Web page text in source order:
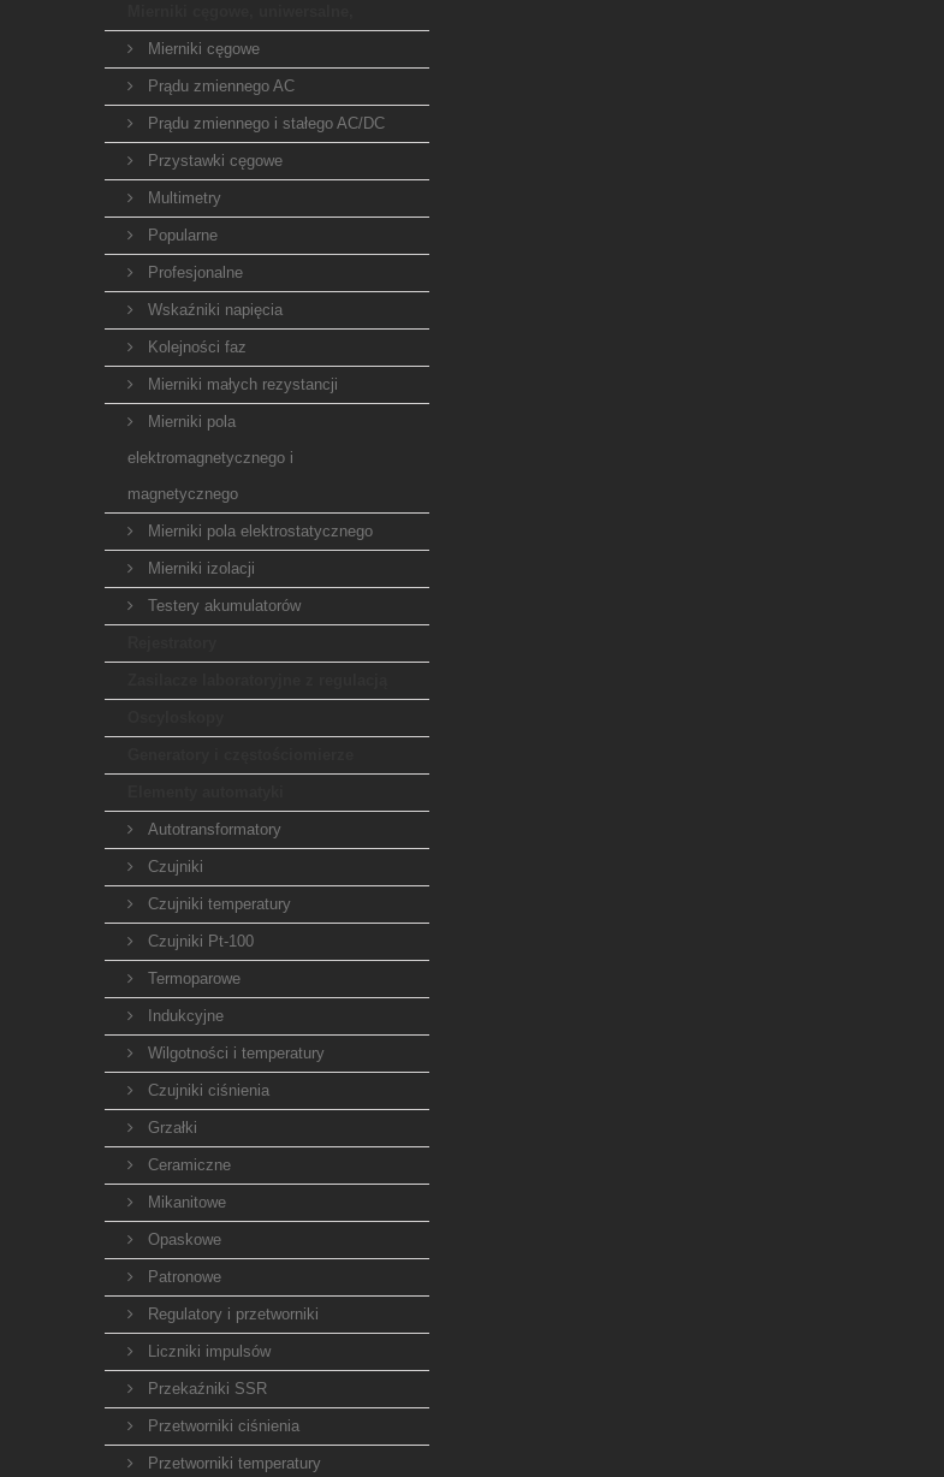
Mierniki cęgowe
Prądu zmiennego AC
Prądu zmiennego i stałego AC/DC
Przystawki cęgowe
Multimetry
Popularne
Profesjonalne
Wskaźniki napięcia
Kolejności faz
Mierniki małych rezystancji
Mierniki pola
elektromagnetycznego i
magnetycznego
Mierniki pola elektrostatycznego
Mierniki izolacji
Testery akumulatorów
Autotransformatory
Czujniki
Czujniki temperatury
Czujniki Pt-100
Termoparowe
Indukcyjne
Wilgotności i temperatury
Czujniki ciśnienia
Grzałki
Ceramiczne
Mikanitowe
Opaskowe
Patronowe
Regulatory i przetworniki
Liczniki impulsów
Przekaźniki SSR
Przetworniki ciśnienia
Przetworniki temperatury